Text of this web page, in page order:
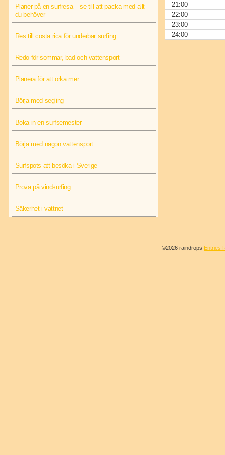
21:00
22:00
23:00
24:00
Planer på en surfresa – se till att packa med allt
du behöver
Res till costa rica för underbar surfing
Redo för sommar, bad och vattensport
Planera för att orka mer
Börja med segling
Boka in en surfsemester
Börja med någon vattensport
Surfspots att besöka i Sverige
Prova på vindsurfing
Säkerhet i vattnet
©2026 raindrops Entries